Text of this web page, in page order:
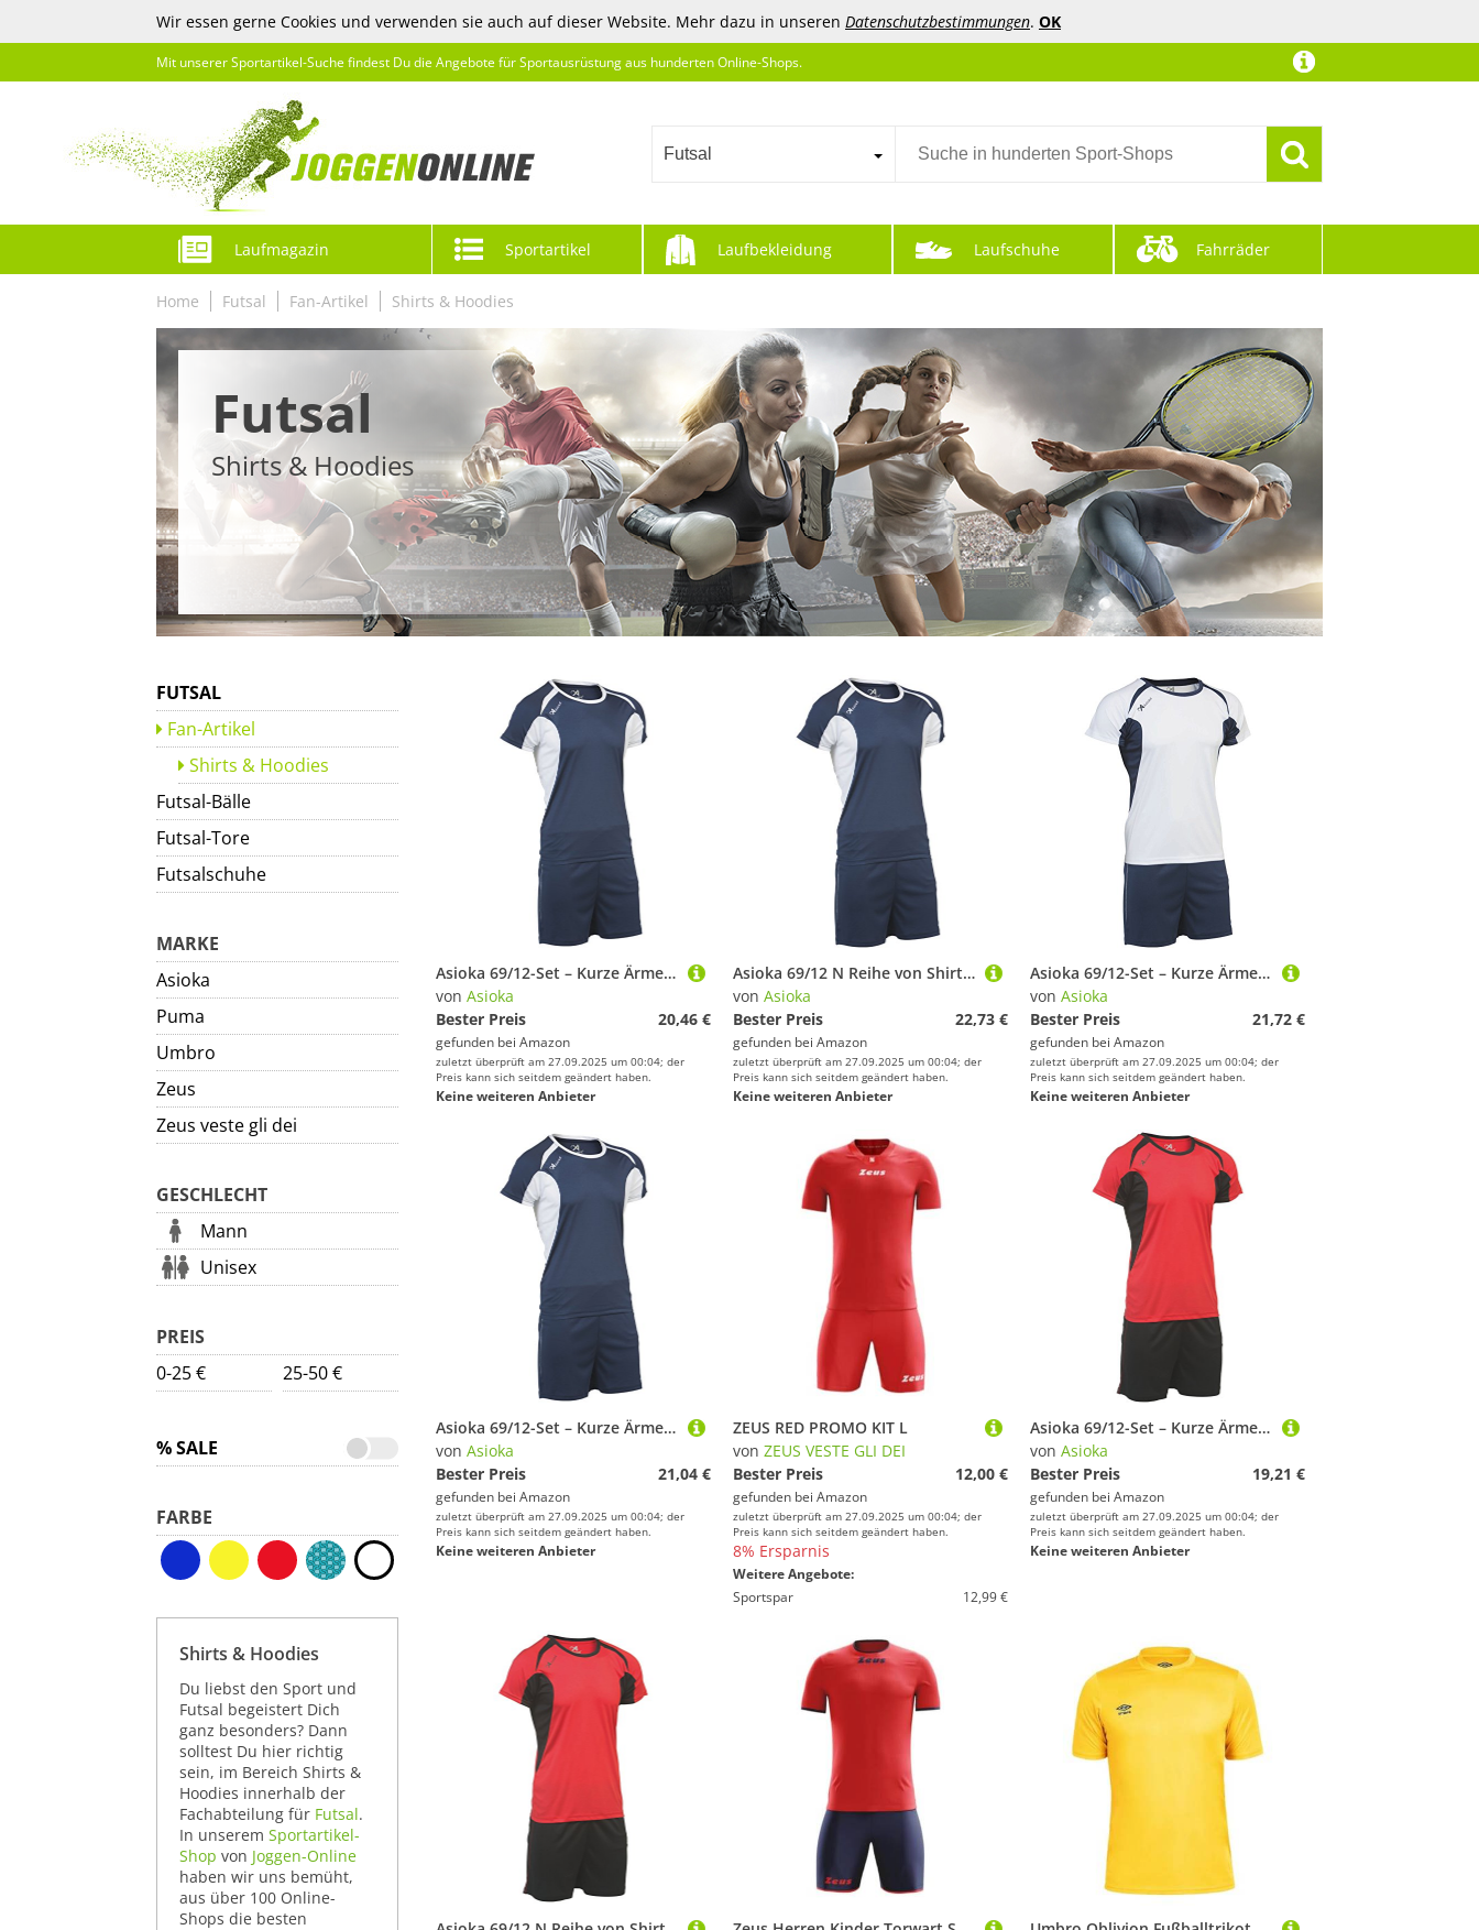
Wir essen gerne Cookies und verwenden sie auch auf dieser Website. Mehr dazu in unseren Datenschutzbestimmungen. OK
Mit unserer Sportartikel-Suche findest Du die Angebote für Sportausrüstung aus hunderten Online-Shops.
Futsal
Laufmagazin Sportartikel Laufbekleidung Laufschuhe Fahrräder
Home Futsal Fan-Artikel Shirts & Hoodies
Futsal
Shirts & Hoodies
FUTSAL
Fan-Artikel
Shirts & Hoodies
Futsal-Bälle
Futsal-Tore
Futsalschuhe
MARKE
Asioka
Puma
Umbro
Zeus
Zeus veste gli dei
GESCHLECHT
Mann
Unisex
PREIS
0-25 €
25-50 €
% SALE
FARBE
Shirts & Hoodies
Du liebst den Sport und
Futsal begeistert Dich
ganz besonders? Dann
solltest Du hier richtig
sein, im Bereich Shirts &
Hoodies innerhalb der
Fachabteilung für Futsal.
In unserem Sportartikel-
Shop von Joggen-Online
haben wir uns bemüht,
aus über 100 Online-
Shops die besten
Asioka 69/12-Set – Kurze Ärmel – Unisex Erwachsene M Marineblau
von Asioka
Bester Preis
20,46 €
gefunden bei Amazon
zuletzt überprüft am 27.09.2025 um 00:04; der
Preis kann sich seitdem geändert haben.
Keine weiteren Anbieter
Asioka 69/12 N Reihe von Shirts, Unisex Kinder, 69/12N, Marineblau, 4-6/5XS
von Asioka
Bester Preis
22,73 €
gefunden bei Amazon
zuletzt überprüft am 27.09.2025 um 00:04; der
Preis kann sich seitdem geändert haben.
Keine weiteren Anbieter
Asioka 69/12-Set – Kurze Ärmel – Unisex Erwachsene XXL Weiß, Marineblau
von Asioka
Bester Preis
21,72 €
gefunden bei Amazon
zuletzt überprüft am 27.09.2025 um 00:04; der
Preis kann sich seitdem geändert haben.
Keine weiteren Anbieter
Asioka 69/12-Set – Kurze Ärmel – Unisex Erwachsene S Marineblau
von Asioka
Bester Preis
21,04 €
gefunden bei Amazon
zuletzt überprüft am 27.09.2025 um 00:04; der
Preis kann sich seitdem geändert haben.
Keine weiteren Anbieter
ZEUS RED PROMO KIT L
von ZEUS VESTE GLI DEI
Bester Preis
12,00 €
gefunden bei Amazon
zuletzt überprüft am 27.09.2025 um 00:04; der
Preis kann sich seitdem geändert haben.
8% Ersparnis
Weitere Angebote:
Sportspar
12,99 €
Asioka 69/12-Set – Kurze Ärmel – Unisex Erwachsene S Rot/Schwarz
von Asioka
Bester Preis
19,21 €
gefunden bei Amazon
zuletzt überprüft am 27.09.2025 um 00:04; der
Preis kann sich seitdem geändert haben.
Keine weiteren Anbieter